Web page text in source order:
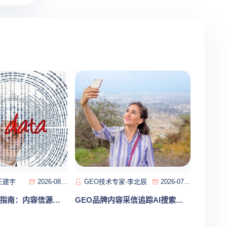
建宇 2026-08-04
GEO合规实践指南：内容信源矩阵构建与AI引用率提升验证
GEO技术专家-李北辰 2026-07-29
GEO品牌内容采信追踪AI搜索可见度持续优化迭代实战